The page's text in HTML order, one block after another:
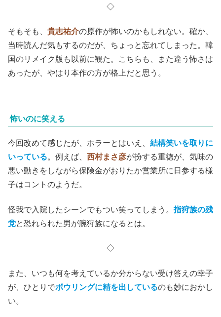
◇
そもそも、 貴志祐介の原作が怖いのかもしれない。確か、
当時読んだ気もするのだが、ちょっと忘れてしまった。韓
国のリメイク版も以前に観た。こちらも、また違う怖さは
あったが、やはり本作の方が格上だと思う。
怖いのに笑える
今回改めて感じたが、ホラーとはいえ、 結構笑いを取りに
いっている。例えば、 西村まさ彦が扮する重徳が、気味の
悪い動きをしながら保険金がおりたか営業所に日参する様
子はコントのようだ。
怪我で入院したシーンでもつい笑ってしまう。指狩族の残
党と恐れられた男が腕狩族になるとは。
◇
また、いつも何を考えているか分からない受け答えの幸子
が、ひとりでボウリングに精を出しているのも妙におかし
い。